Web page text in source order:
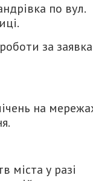
по вул.
за
на
міста у разі